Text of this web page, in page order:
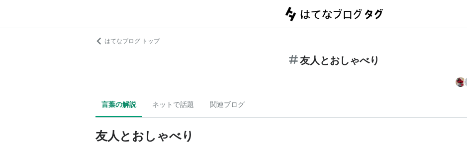
はてなブログ トップ
友人とおしゃべり
言葉の解説 ネットで話題 関連ブログ
友人とおしゃべり